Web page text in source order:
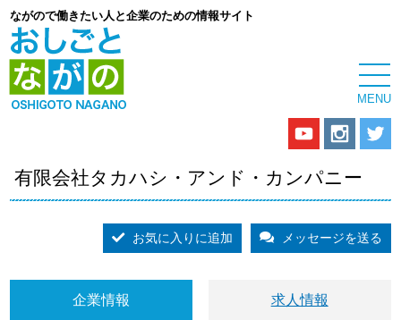
ながので働きたい人と企業のための情報サイト
有限会社タカハシ・アンド・カンパニー
お気に入りに追加 メッセージを送る
企業情報 求人情報